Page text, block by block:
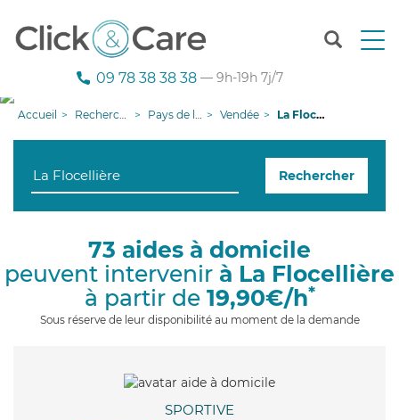
T
n
g
i
09 78 38 38 38 — 9h-19h 7j/7
Accueil Recherche aide à domicile Pays de la Loire Vendée La Flocellière
Rechercher
73 aides à domicile
peuvent intervenir à La Flocellière
à partir de 19,90€/h*
Sous réserve de leur disponibilité au moment de la demande
SPORTIVE